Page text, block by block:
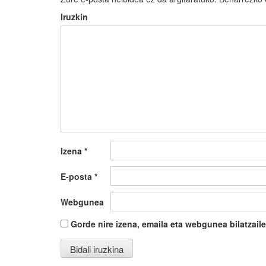
Iruzkin
Izena *
E-posta *
Webgunea
Gorde nire izena, emaila eta webgunea